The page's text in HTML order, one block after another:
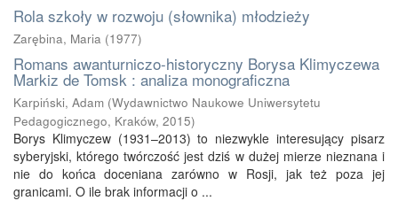
Rola szkoły w rozwoju (słownika) młodzieży
Zarębina, Maria (1977)
Romans awanturniczo-historyczny Borysa Klimyczewa
Markiz de Tomsk : analiza monograficzna
Karpiński, Adam (Wydawnictwo Naukowe Uniwersytetu
Pedagogicznego, Kraków, 2015)
Borys Klimyczew (1931–2013) to niezwykle interesujący pisarz
syberyjski, którego twórczość jest dziś w dużej mierze nieznana i
nie do końca doceniana zarówno w Rosji, jak też poza jej
granicami. O ile brak informacji o ...